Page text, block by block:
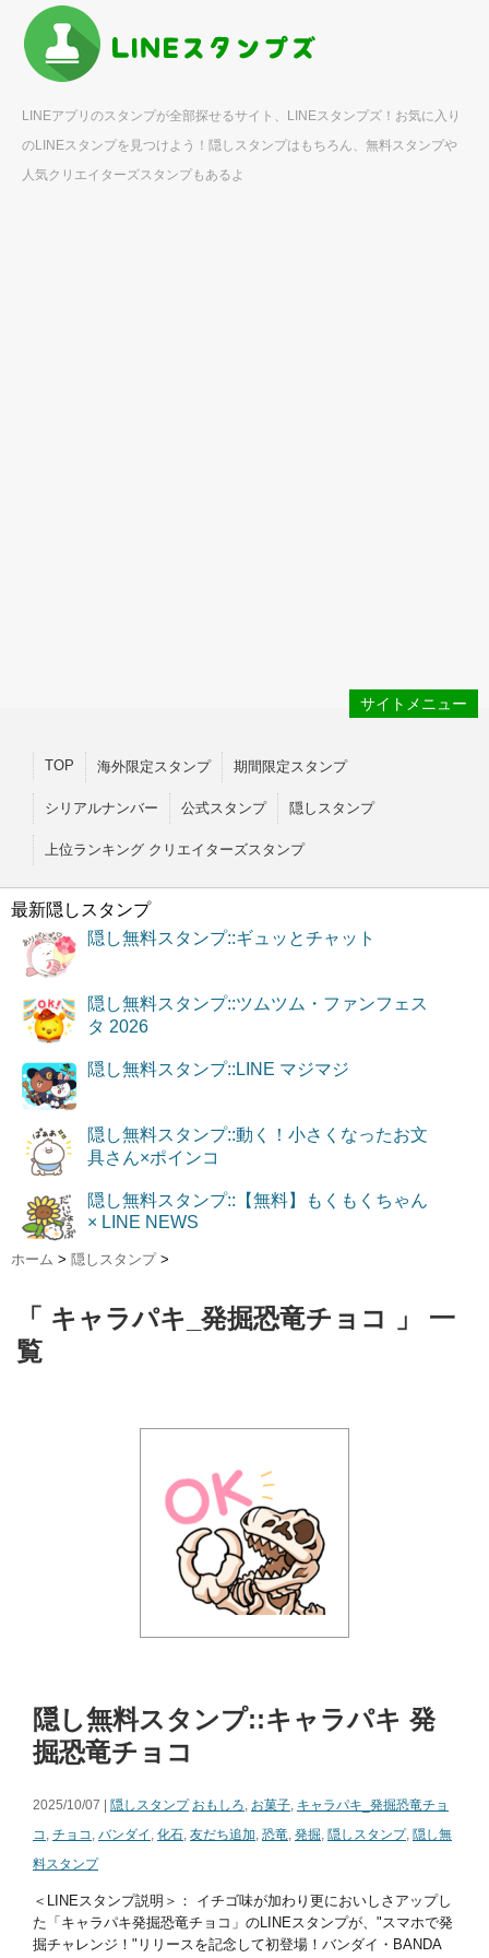
LINEアプリのスタンプが全部探せるサイト、LINEスタンプズ！お気に入り
のLINEスタンプを見つけよう！隠しスタンプはもちろん、無料スタンプや
人気クリエイターズスタンプもあるよ
サイトメニュー
TOP 海外限定スタンプ 期間限定スタンプ
シリアルナンバー 公式スタンプ 隠しスタンプ
上位ランキング クリエイターズスタンプ
最新隠しスタンプ
隠し無料スタンプ::ギュッとチャット
隠し無料スタンプ::ツムツム・ファンフェス
タ 2026
隠し無料スタンプ::LINE マジマジ
隠し無料スタンプ::動く！小さくなったお文
具さん×ポインコ
隠し無料スタンプ::【無料】もくもくちゃん
× LINE NEWS
ホーム > 隠しスタンプ >
「 キャラパキ_発掘恐竜チョコ 」 一
覧
隠し無料スタンプ::キャラパキ 発
掘恐竜チョコ
2025/10/07 | 隠しスタンプ おもしろ, お菓子, キャラパキ_発掘恐竜チョ
コ , チョコ , バンダイ , 化石, 友だち追加, 恐竜, 発掘, 隠しスタンプ, 隠し無
料スタンプ
＜LINEスタンプ説明＞： イチゴ味が加わり更においしさアップし
た「キャラパキ発掘恐竜チョコ」のLINEスタンプが、"スマホで発
掘チャレンジ！"リリースを記念して初登場！バンダイ・BANDA